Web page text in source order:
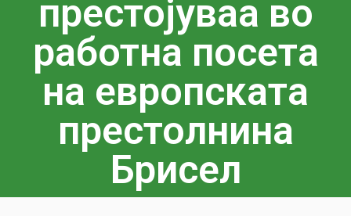
престојуваа во
работна посета
на европската
престолнина
Брисел